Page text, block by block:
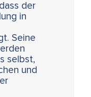
der
in
Seine
selbst,
und